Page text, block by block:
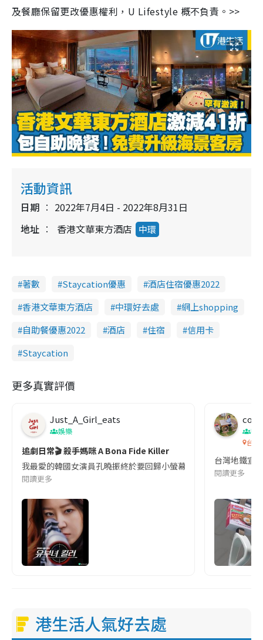
n
i
n
g
T
i
m
e
及餐廳保留更改優惠權利，U Lifestyle 概不負責。>>
活動資訊
日期
2022年7月4日 - 2022年8月31日
地址
香港文華東方酒店 中環
著數 Staycation優惠
酒店住宿優惠2022
香港文華東方酒店
中環好去處
網上shopping
自助餐優惠2022
酒店 住宿
信用卡
Staycation
更多真實評價
Just_A_Girl_eats
娛樂
追劇日常🎬 殺手媽咪 A Bona Fide Killer
我最愛的韓國女演員孔曉振終於要回歸小螢幕啦!這次的劇本改編
閱讀更多
co
吹
台灣
台灣地鐵宣
閱讀更多
港生活人氣好去處